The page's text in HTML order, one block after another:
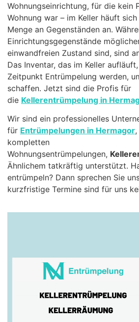
Wohnungseinrichtung, für die kein
Wohnung war – im Keller häuft
Menge an Gegenständen an.
Einrichtungsgegenstände
einwandfreien Zustand sind, sind
Das Inventar, das im Keller
Zeitpunkt Entrümpelung werden,
schaffen. Jetzt sind die Profis für
die Kellerentrümpelung in
Wir sind ein professionelles
für Entrümpelungen in Hermagor
kompletten
Wohnungsentrümpelungen,
Ähnlichem tatkräftig unterstützt.
entrümpeln? Dann sprechen Sie
kurzfristige Termine sind für uns